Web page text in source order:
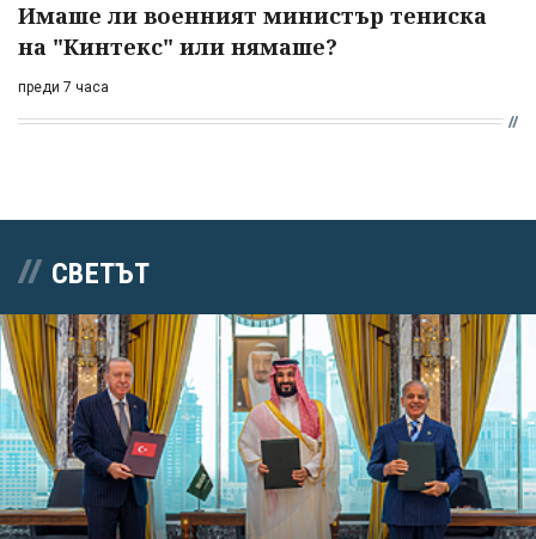
Имаше ли военният министър тениска
на "Кинтекс" или нямаше?
преди 7 часа
СВЕТЪТ